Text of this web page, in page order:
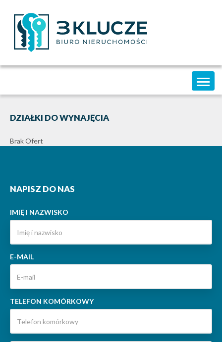
DZIAŁKI DO WYNAJĘCIA
Brak Ofert
NAPISZ DO NAS
IMIĘ I NAZWISKO
E-MAIL
TELEFON KOMÓRKOWY